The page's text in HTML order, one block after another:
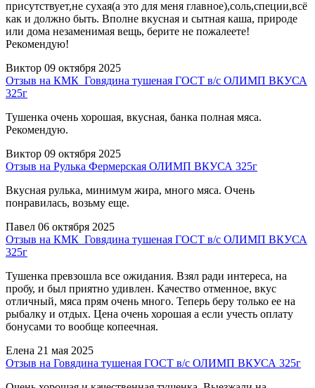
присутствует,не сухая(а это для меня главное),соль,специи,всё
как и должно быть. Вполне вкусная и сытная каша, природе
или дома незаменимая вещь, берите не пожалеете!
Рекомендую!
Виктор 09 октября 2025
Отзыв на КМК_Говядина тушеная ГОСТ в/с ОЛИМП ВКУСА
325г
Тушенка очень хорошая, вкусная, банка полная мяса.
Рекомендую.
Виктор 09 октября 2025
Отзыв на Рулька Фермерская ОЛИМП ВКУСА 325г
Вкусная рулька, минимум жира, много мяса. Очень
понравилась, возьму еще.
Павел 06 октября 2025
Отзыв на КМК_Говядина тушеная ГОСТ в/с ОЛИМП ВКУСА
325г
Тушенка превзошла все ожидания. Взял ради интереса, на
пробу, и был приятно удивлен. Качество отменное, вкус
отличный, мяса прям очень много. Теперь беру только ее на
рыбалку и отдых. Цена очень хорошая а если учесть оплату
бонусами то вообще копеечная.
Елена 21 мая 2025
Отзыв на Говядина тушеная ГОСТ в/с ОЛИМП ВКУСА 325г